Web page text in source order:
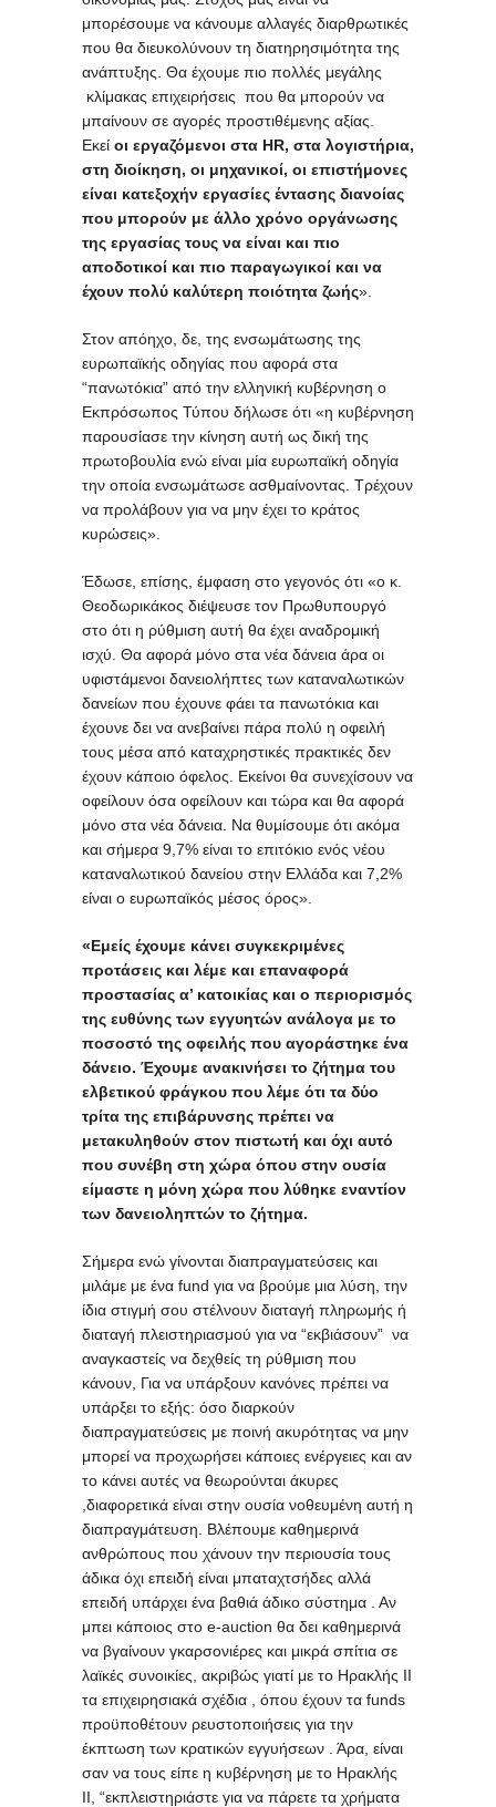
μπορέσουμε να κάνουμε αλλαγές διαρθρωτικές
που θα διευκολύνουν τη διατηρησιμότητα της
ανάπτυξης. Θα έχουμε πιο πολλές μεγάλης
κλίμακας επιχειρήσεις που θα μπορούν να
μπαίνουν σε αγορές προστιθέμενης αξίας.
Εκεί οι εργαζόμενοι στα HR, στα λογιστήρια,
στη διοίκηση, οι μηχανικοί, οι επιστήμονες
είναι κατεξοχήν εργασίες έντασης διανοίας
που μπορούν με άλλο χρόνο οργάνωσης
της εργασίας τους να είναι και πιο
αποδοτικοί και πιο παραγωγικοί και να
έχουν πολύ καλύτερη ποιότητα ζωής».
Στον απόηχο, δε, της ενσωμάτωσης της
ευρωπαϊκής οδηγίας που αφορά στα
“πανωτόκια” από την ελληνική κυβέρνηση ο
Εκπρόσωπος Τύπου δήλωσε ότι «η κυβέρνηση
παρουσίασε την κίνηση αυτή ως δική της
πρωτοβουλία ενώ είναι μία ευρωπαϊκή οδηγία
την οποία ενσωμάτωσε ασθμαίνοντας. Τρέχουν
να προλάβουν για να μην έχει το κράτος
κυρώσεις».
Έδωσε, επίσης, έμφαση στο γεγονός ότι «ο κ.
Θεοδωρικάκος διέψευσε τον Πρωθυπουργό
στο ότι η ρύθμιση αυτή θα έχει αναδρομική
ισχύ. Θα αφορά μόνο στα νέα δάνεια άρα οι
υφιστάμενοι δανειολήπτες των καταναλωτικών
δανείων που έχουνε φάει τα πανωτόκια και
έχουνε δει να ανεβαίνει πάρα πολύ η οφειλή
τους μέσα από καταχρηστικές πρακτικές δεν
έχουν κάποιο όφελος. Εκείνοι θα συνεχίσουν να
οφείλουν όσα οφείλουν και τώρα και θα αφορά
μόνο στα νέα δάνεια. Να θυμίσουμε ότι ακόμα
και σήμερα 9,7% είναι το επιτόκιο ενός νέου
καταναλωτικού δανείου στην Ελλάδα και 7,2%
είναι ο ευρωπαϊκός μέσος όρος».
«Εμείς έχουμε κάνει συγκεκριμένες
προτάσεις και λέμε και επαναφορά
προστασίας α’ κατοικίας και ο περιορισμός
της ευθύνης των εγγυητών ανάλογα με το
ποσοστό της οφειλής που αγοράστηκε ένα
δάνειο. Έχουμε ανακινήσει το ζήτημα του
ελβετικού φράγκου που λέμε ότι τα δύο
τρίτα της επιβάρυνσης πρέπει να
μετακυληθούν στον πιστωτή και όχι αυτό
που συνέβη στη χώρα όπου στην ουσία
είμαστε η μόνη χώρα που λύθηκε εναντίον
των δανειοληπτών το ζήτημα.
Σήμερα ενώ γίνονται διαπραγματεύσεις και
μιλάμε με ένα fund για να βρούμε μια λύση, την
ίδια στιγμή σου στέλνουν διαταγή πληρωμής ή
διαταγή πλειστηριασμού για να “εκβιάσουν” να
αναγκαστείς να δεχθείς τη ρύθμιση που
κάνουν, Για να υπάρξουν κανόνες πρέπει να
υπάρξει το εξής: όσο διαρκούν
διαπραγματεύσεις με ποινή ακυρότητας να μην
μπορεί να προχωρήσει κάποιες ενέργειες και αν
το κάνει αυτές να θεωρούνται άκυρες
,διαφορετικά είναι στην ουσία νοθευμένη αυτή η
διαπραγμάτευση. Βλέπουμε καθημερινά
ανθρώπους που χάνουν την περιουσία τους
άδικα όχι επειδή είναι μπαταχτσήδες αλλά
επειδή υπάρχει ένα βαθιά άδικο σύστημα . Αν
μπει κάποιος στο e-auction θα δει καθημερινά
να βγαίνουν γκαρσονιέρες και μικρά σπίτια σε
λαϊκές συνοικίες, ακριβώς γιατί με το Ηρακλής ΙΙ
τα επιχειρησιακά σχέδια , όπου έχουν τα funds
προϋποθέτουν ρευστοποιήσεις για την
έκπτωση των κρατικών εγγυήσεων . Άρα, είναι
σαν να τους είπε η κυβέρνηση με το Ηρακλής
ΙΙ, “εκπλειστηριάστε για να πάρετε τα χρήματα